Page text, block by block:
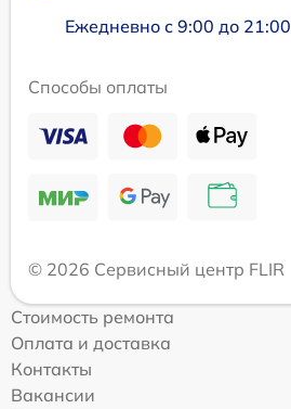
Ежедневно с 9:00 до 21:00
Способы оплаты
© 2026 Сервисный центр FLIR
Стоимость ремонта
Оплата и доставка
Контакты
Вакансии